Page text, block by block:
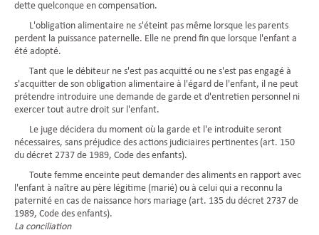
dette quelconque en compensation.
L'obligation alimentaire ne s'éteint pas même lorsque les parents
perdent la puissance paternelle. Elle ne prend fin que lorsque l'enfant a
été adopté.
Tant que le débiteur ne s'est pas acquitté ou ne s'est pas engagé à
s'acquitter de son obligation alimentaire à l'égard de l'enfant, il ne peut
prétendre introduire une demande de garde et d'entretien personnel ni
exercer tout autre droit sur l'enfant.
Le juge décidera du moment où la garde et l'e introduite seront
nécessaires, sans préjudice des actions judiciaires pertinentes (art. 150
du décret 2737 de 1989, Code des enfants).
Toute femme enceinte peut demander des aliments en rapport avec
l'enfant à naître au père légitime (marié) ou à celui qui a reconnu la
paternité en cas de naissance hors mariage (art. 135 du décret 2737 de
1989, Code des enfants).
La conciliation